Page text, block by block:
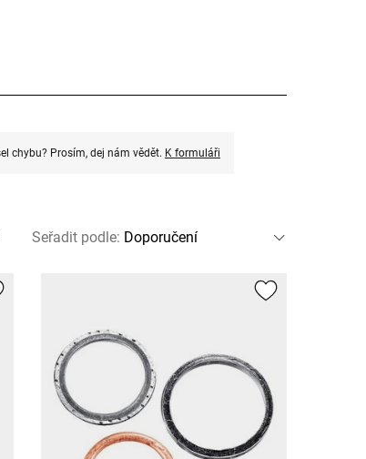
chybu? Prosím, dej nám vědět. K formuláři
Seřadit podle: